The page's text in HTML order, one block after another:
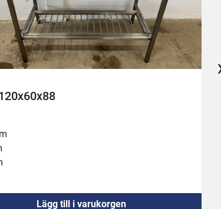
Lägg till i varukorgen